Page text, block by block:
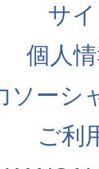
サ
個人
ソーシ
ご利